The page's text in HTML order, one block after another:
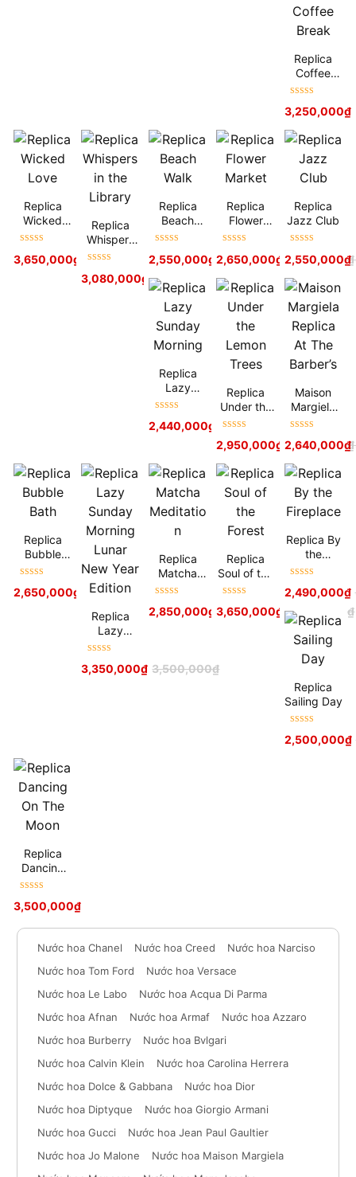
Replica
Coffee
Break
hạng5sao
3,250,000₫
Replica
Wicked
Love
hạng5sao 4,350,000 ₫
3,650,000₫
Replica
Whispers
in the
hạng5sao 3,800,000 ₫
3,080,000₫
Replica
Beach
Walk
hạng5sao 3,500,000 ₫
2,550,000₫
Replica
Flower
Market
hạng5sao 3,500,000₫
2,650,000₫
Replica
Jazz Club
hạng5sao
2,550,000₫
Replica
Lazy
Sunday
hạng5sao 3,500,000
2,440,000₫
Replica
Under the
Lemon
hạng5sao 3,500,000₫
2,950,000₫
Maison
Margiela
Replica At
Barber’s
hạng5sao
2,640,000₫
Replica
Bubble
Bath
hạng5sao 3,500,000
2,650,000₫
Replica
Lazy
Sunday
Lunar New
hạng5sao 3,500,000₫
3,350,000₫
Replica
Matcha
Meditation
hạng5sao 3,800,000 ₫
2,850,000₫
Replica
Soul of the
Forest
hạng5sao 4,200,000₫
3,650,000₫
Replica By
the
Fireplace
hạng5sao
2,490,000₫
Replica
Sailing Day
hạng5sao
2,500,000₫
Replica
Dancing
On The
hạng5sao
3,500,000₫
Nước hoa Chanel Nước hoa Creed
Nước hoa Narciso
Nước hoa Tom Ford
Nước hoa Versace
Nước hoa Le Labo
Nước hoa Acqua Di Parma
Nước hoa Afnan
Nước hoa Armaf
Nước hoa Azzaro
Nước hoa Burberry
Nước hoa Bvlgari
Nước hoa Calvin Klein
Nước hoa Carolina Herrera
Nước hoa Dolce & Gabbana
Nước hoa Dior
Nước hoa Diptyque
Nước hoa Giorgio Armani
Nước hoa Gucci
Nước hoa Jean Paul Gaultier
Nước hoa Jo Malone
Nước hoa Maison Margiela